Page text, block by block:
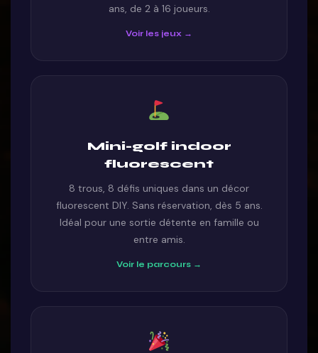
ans, de 2 à 16 joueurs.
Voir les jeux →
Mini-golf indoor
fluorescent
8 trous, 8 défis uniques dans un décor
fluorescent DIY. Sans réservation, dès 5 ans.
Idéal pour une sortie détente en famille ou
entre amis.
Voir le parcours →